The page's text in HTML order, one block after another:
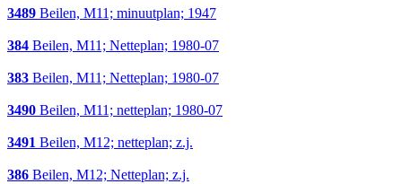
3489 Beilen, M11; minuutplan; 1947
384 Beilen, M11; Netteplan; 1980-07
383 Beilen, M11; Netteplan; 1980-07
3490 Beilen, M11; netteplan; 1980-07
3491 Beilen, M12; netteplan; z.j.
386 Beilen, M12; Netteplan; z.j.